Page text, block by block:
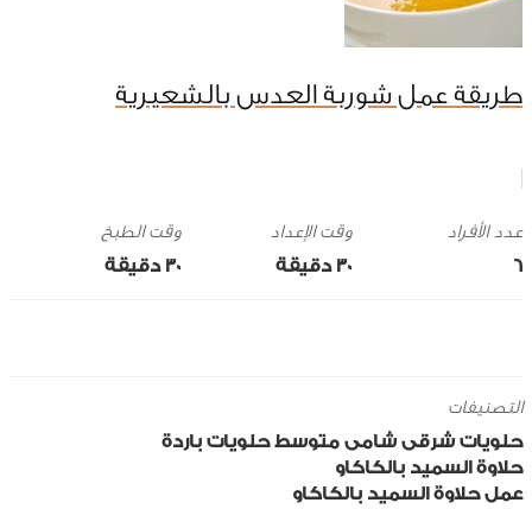
طريقة عمل شوربة العدس بالشعيرية
6
وقت الإعداد
30 ‎دقيقة
وقت الطبخ
30 ‎دقيقة
التصنيفات
حلويات شرقى شامى متوسط حلويات باردة
حلاوة السميد بالكاكاو
عمل حلاوة السميد بالكاكاو